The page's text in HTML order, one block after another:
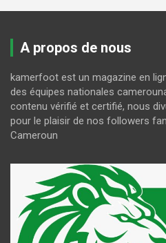
A propos de nous
kamerfoot est un magazine en
des équipes nationales
contenu vérifié et certifié, nous
pour le plaisir de nos followers
Cameroun